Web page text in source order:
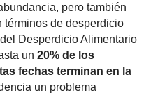
pero también
términos de desperdicio
Desperdicio Alimentario
un 20% de los
fechas terminan en la
un problema